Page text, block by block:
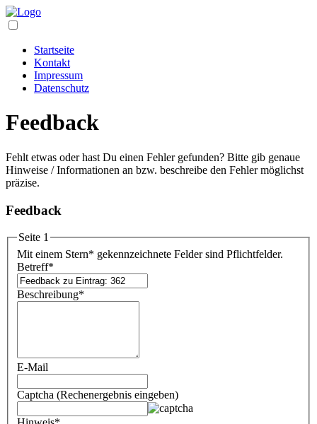
Startseite
Kontakt
Impressum
Datenschutz
Feedback
Fehlt etwas oder hast Du einen Fehler gefunden? Bitte gib genaue
Hinweise / Informationen an bzw. beschreibe den Fehler möglichst
präzise.
Feedback
Seite 1
Mit einem Stern* gekennzeichnete Felder sind Pflichtfelder.
Betreff*
Beschreibung*
E-Mail
Captcha (Rechenergebnis eingeben)